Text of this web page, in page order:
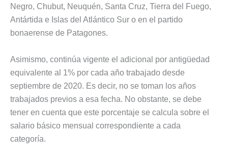
Negro, Chubut, Neuquén, Santa Cruz, Tierra del Fuego,
Antártida e Islas del Atlántico Sur o en el partido
bonaerense de Patagones.
Asimismo, continúa vigente el adicional por antigüedad
equivalente al 1% por cada año trabajado desde
septiembre de 2020. Es decir, no se toman los años
trabajados previos a esa fecha. No obstante, se debe
tener en cuenta que este porcentaje se calcula sobre el
salario básico mensual correspondiente a cada
categoría.